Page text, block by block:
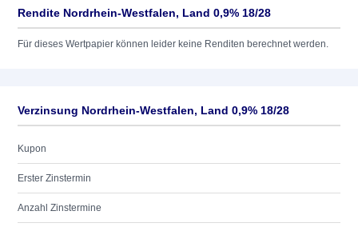
Rendite Nordrhein-Westfalen, Land 0,9% 18/28
Für dieses Wertpapier können leider keine Renditen berechnet werden.
Verzinsung Nordrhein-Westfalen, Land 0,9% 18/28
Kupon
Erster Zinstermin
Anzahl Zinstermine